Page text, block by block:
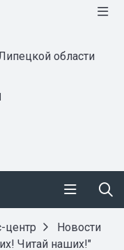
области
центр
Новости
Читай наших!"